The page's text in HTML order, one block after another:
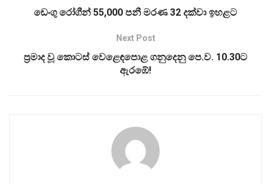
ඩෙංගු රෝගීන් 55,000 පනී මරණ 32 දක්වා ඉහළට
Next Post
ප්‍රමාද වූ කොටස් වෙළෙඳපොළ ගනුදෙනු පෙ.ව. 10.30ට
ඇරඹේ!